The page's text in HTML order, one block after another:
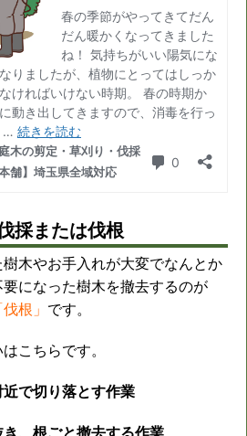
採または伐根
木やお手入れが大変でなんとか
になった樹木を撤去するのが
根」 です。
こちらです。
で切り落とす作業